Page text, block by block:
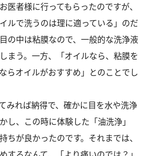
医者様に行ってもらったのですが、
ルで洗うのは理に適っている」のだ
の中は粘膜なので、一般的な洗浄液
まう。一方、「オイルなら、粘膜を
らオイルがおすすめ」とのことでし
みれば納得で、確かに目を水や洗浄
し、この時に体験した「油洗浄」
ちが良かったのです。それまでは、